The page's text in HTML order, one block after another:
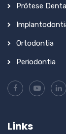
Prótese
Ortodontia
Periodontia
Links